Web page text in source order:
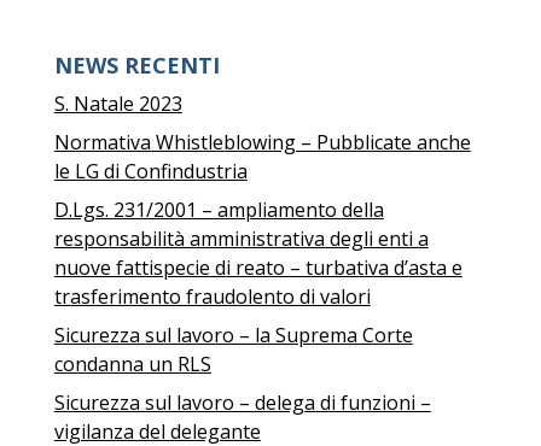
NEWS RECENTI
S. Natale 2023
Normativa Whistleblowing – Pubblicate anche
le LG di Confindustria
D.Lgs. 231/2001 – ampliamento della
responsabilità amministrativa degli enti a
nuove fattispecie di reato – turbativa d’asta e
trasferimento fraudolento di valori
Sicurezza sul lavoro – la Suprema Corte
condanna un RLS
Sicurezza sul lavoro – delega di funzioni –
vigilanza del delegante